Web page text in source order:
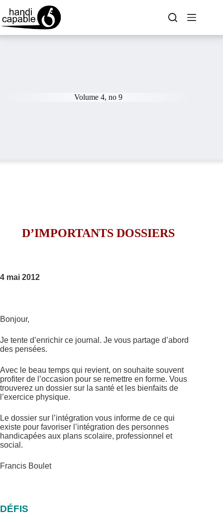
Volume 4, no 9
D’IMPORTANTS DOSSIERS
4 mai 2012
Bonjour,
Je tente d’enrichir ce journal. Je vous partage d’abord
des pensées.
Avec le beau temps qui revient, on souhaite souvent
profiter de l’occasion pour se remettre en forme. Vous
trouverez un dossier sur la santé et les bienfaits de
l’exercice physique.
Le dossier sur l’intégration vous informe de ce qui
existe pour favoriser l’intégration des personnes
handicapées aux plans scolaire, professionnel et
social.
Francis Boulet
DÉFIS